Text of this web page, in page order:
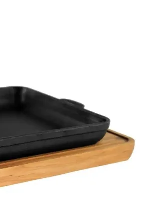
Соковыжималки
Сушилки для овощей и
Тостеры
Фритюрницы
Хлебопечки
Электрические печи
Электрочайники